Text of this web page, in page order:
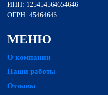
ИНН: 125454564654646
ОГРН: 45464646
МЕНЮ
О компании
Наши работы
Отзывы